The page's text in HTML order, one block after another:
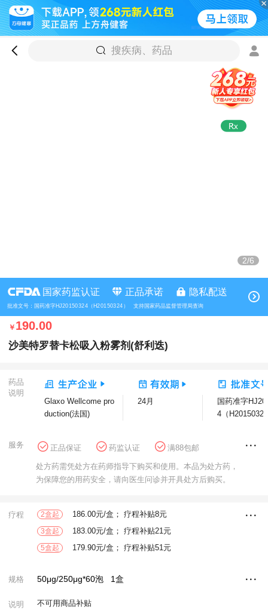
搜疾病、药品
2/6
国家药监认证 正品承诺 隐私配送
批准文号：国药准字HJ20150324（H20150324） 支持国家药品监督管理局查询
￥ 190.00
沙美特罗替卡松吸入粉雾剂(舒利迭)
药品
说明
Glaxo Wellcome pro
duction(法国)
24月
国药准字
4（
服务 正品保证 药监认证
满88包邮
花呗分期
方舟健客大药房
不可用商品补贴
处方药需凭处方在药师指导下购买和使用。本品为处方药，
为保障您的用药安全，请向医生问诊并开具处方后购买。
疗程 2盒起 186.00元/盒； 疗程补贴8元
3盒起 183.00元/盒； 疗程补贴21元
5盒起 179.90元/盒； 疗程补贴51元
规格 50μg/250μg*60泡 1盒
说明 不可用商品补贴